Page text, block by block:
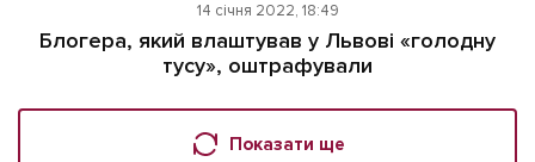
14 січня 2022, 18:49
Блогера, який влаштував у Львові «голодну
тусу», оштрафували
Показати ще